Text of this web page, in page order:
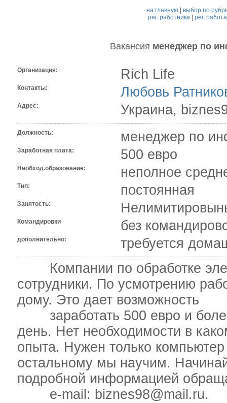
на главную |выбор по
рег. работника| рег.
Вакансия менеджер по
Организация: Rich Life
Контакты: Любовь
Адрес: Украина,
Должность: менеджер по
Заработная плата: 500 евро
Необход.образование: неполное
Тип: постоянная
Занятость:
Командировки без
дополнительно:
требуется
Компании по обработке
сотрудники. По усмотрению
дому. Это дает возможность
заработать 500 евро и
день. Нет необходимости в
опыта. Нужен только
остальному мы научим.
подробной информацией
e-mail: biznes98@mail.ru.